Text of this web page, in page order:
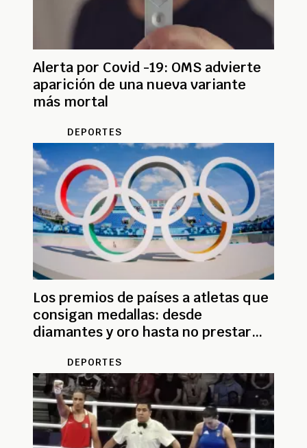
Alerta por Covid -19: OMS advierte
aparición de una nueva variante
más mortal
DEPORTES
Los premios de países a atletas que
consigan medallas: desde
diamantes y oro hasta no prestar
DEPORTES